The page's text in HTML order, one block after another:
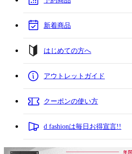
新着商品
はじめての方へ
アウトレットガイド
クーポンの使い方
d fashionは毎日お得宣言!!